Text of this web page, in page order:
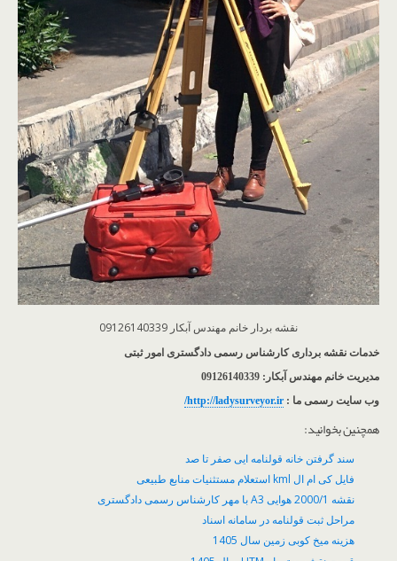
نقشه بردار خانم مهندس آبکار 09126140339
خدمات نقشه برداری کارشناس رسمی دادگستری امور ثبتی
مدیریت خانم مهندس آبکار: 09126140339
وب سایت رسمی ما : http://ladysurveyor.ir/
همچنین بخوانید:
سند گرفتن خانه قولنامه ایی صفر تا صد
فایل کی ام ال kml استعلام مستثنیات منابع طبیعی
نقشه 2000/1 هوایی A3 با مهر کارشناس رسمی دادگستری
مراحل ثبت قولنامه در سامانه اسناد
هزینه میخ کوبی زمین سال 1405